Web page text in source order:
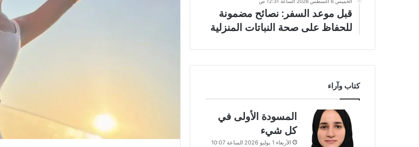
و
ي
قبل موعد السفر: نصائح مضمونة
للحفاظ على صحة النباتات المنزلية
كتاب وآراء
المسودة الأولى في
كل شيء
الأربعاء 1 يوليو 2026 الساعة 10:07